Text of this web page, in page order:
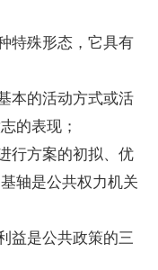
特殊形态，它具有
本的活动方式或活
的表现；
行方案的初拟、优
轴是公共权力机关
益是公共政策的三